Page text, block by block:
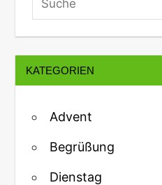
KATEGORIEN
Advent
Begrüßung
Dienstag